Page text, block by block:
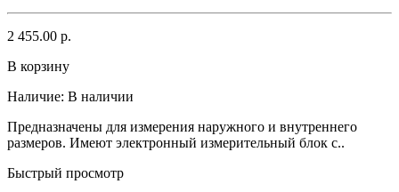
2 455.00 р.
В корзину
Наличие: В наличии
Предназначены для измерения наружного и внутреннего
размеров. Имеют электронный измерительный блок с..
Быстрый просмотр